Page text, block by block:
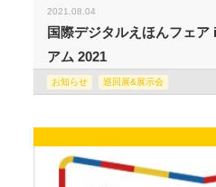
2021.08.04
国際デジタルえほんフェ
アム 2021
お知らせ 巡回展&展示会